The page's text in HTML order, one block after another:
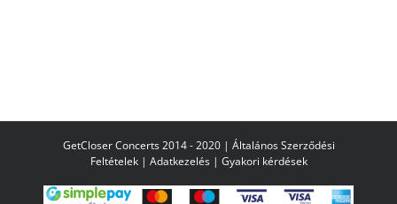
GetCloser Concerts 2014 - 2020 | Általános Szerződési
Feltételek| Adatkezelés| Gyakori kérdések